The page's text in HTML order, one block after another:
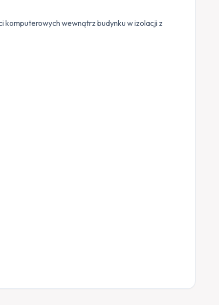
wewnątrz budynku w izolacji z